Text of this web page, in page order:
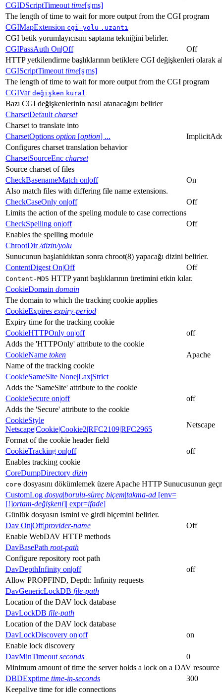
CGIDScriptTimeout time[s|ms]
The length of time to wait for more output from the CGI program
CGIMapExtension cgi-yolu .uzantı
CGI betik yorumlayıcısını saptama tekniğini belirler.
CGIPassAuth On|Off
Off
HTTP yetkilendirme başlıklarının betiklere CGI değişkenleri olarak
CGIScriptTimeout time[s|ms]
The length of time to wait for more output from the CGI program
CGIVar değişken kural
Bazı CGI değişkenlerinin nasıl atanacağını belirler
CharsetDefault charset
Charset to translate into
CharsetOptions option [option] ...
Configures charset translation behavior
CharsetSourceEnc charset
Source charset of files
CheckBasenameMatch on|off
On
Also match files with differing file name extensions.
CheckCaseOnly on|off
Off
Limits the action of the speling module to case corrections
CheckSpelling on|off
Off
Enables the spelling module
ChrootDir/dizin/yolu
Sunucunun başlatıldıktan sonra chroot(8) yapacağı dizini belirler.
ContentDigest On|Off
Off
Content-MD5 HTTP yanıt başlıklarının üretimini etkin kılar.
CookieDomain domain
The domain to which the tracking cookie applies
CookieExpires expiry-period
Expiry time for the tracking cookie
CookieHTTPOnly on|off
off
Adds the 'HTTPOnly' attribute to the cookie
CookieName token
Apache
Name of the tracking cookie
CookieSameSite None|Lax|Strict
Adds the 'SameSite' attribute to the cookie
CookieSecure on|off
off
Adds the 'Secure' attribute to the cookie
CookieStyle
Netscape|Cookie|Cookie2|RFC2109|RFC2965
Netscape
Format of the cookie header field
CookieTracking on|off
off
Enables tracking cookie
CoreDumpDirectory dizin
core dosyasını dökümlemek üzere Apache HTTP Sunucusunun
CustomLog dosya|borulu-süreç biçem|takma-ad [env=
[!]ortam-değişkeni]| expr=ifade]
Günlük dosyasın ismini ve girdi biçemini belirler.
Dav On|Off|provider-name
Off
Enable WebDAV HTTP methods
DavBasePath root-path
Configure repository root path
DavDepthInfinity on|off
off
Allow PROPFIND, Depth: Infinity requests
DavGenericLockDB file-path
Location of the DAV lock database
DavLockDB file-path
Location of the DAV lock database
DavLockDiscovery on|off
on
Enable lock discovery
DavMinTimeout seconds
0
Minimum amount of time the server holds a lock on a DAV resource
DBDExptime time-in-seconds
300
Keepalive time for idle connections